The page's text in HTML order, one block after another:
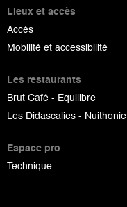
Lieux et accès
Accès
Mobilité et accessibilité
Les restaurants
Brut Café - Equilibre
Les Didascalies - Nuithonie
Espace pro
Technique